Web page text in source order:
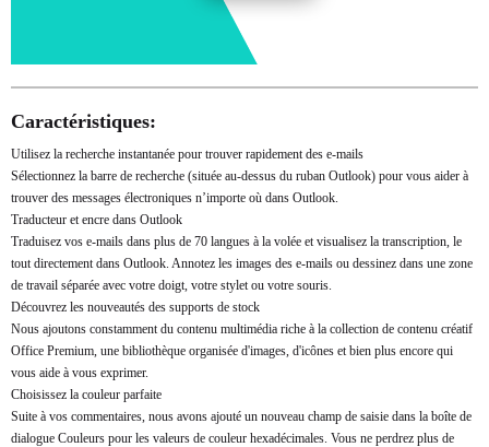
Caractéristiques:
Utilisez la recherche instantanée pour trouver rapidement des e-mails
Sélectionnez la barre de recherche (située au-dessus du ruban Outlook) pour vous aider à
trouver des messages électroniques n’importe où dans Outlook.
Traducteur et encre dans Outlook
Traduisez vos e-mails dans plus de 70 langues à la volée et visualisez la transcription, le
tout directement dans Outlook. Annotez les images des e-mails ou dessinez dans une zone
de travail séparée avec votre doigt, votre stylet ou votre souris.
Découvrez les nouveautés des supports de stock
Nous ajoutons constamment du contenu multimédia riche à la collection de contenu créatif
Office Premium, une bibliothèque organisée d'images, d'icônes et bien plus encore qui
vous aide à vous exprimer.
Choisissez la couleur parfaite
Suite à vos commentaires, nous avons ajouté un nouveau champ de saisie dans la boîte de
dialogue Couleurs pour les valeurs de couleur hexadécimales. Vous ne perdrez plus de